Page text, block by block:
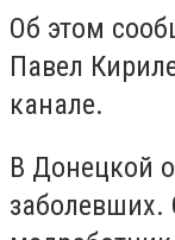
Об этом
Павел
канале.
В Донецкой
заболевших.